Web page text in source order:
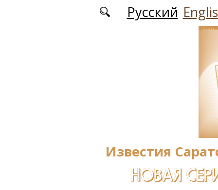
Перейти к основному содержаниюРусский
Известия
НОВАЯ